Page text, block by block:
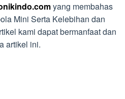
yang membahas
Mini Serta Kelebihan dan
kami dapat bermanfaat dan
artikel ini.